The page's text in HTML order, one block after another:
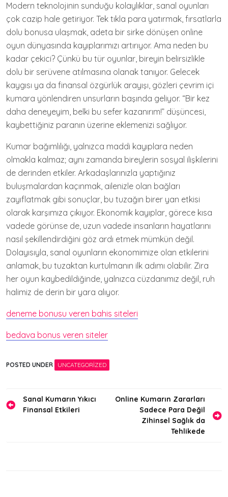
Modern teknolojinin sunduğu kolaylıklar, sanal oyunları
çok cazip hale getiriyor. Tek tıkla para yatırmak, fırsatlarla
dolu bonusa ulaşmak, adeta bir sirke dönüşen online
oyun dünyasında kayıplarımızı artırıyor. Ama neden bu
kadar çekici? Çünkü bu tür oyunlar, bireyin belirsizlikle
dolu bir serüvene atılmasına olanak tanıyor. Gelecek
kaygısı ya da finansal özgürlük arayışı, gözleri çevrim içi
kumara yönlendiren unsurların başında geliyor. “Bir kez
daha deneyeyim, belki bu sefer kazanırım!” düşüncesi,
kaybettiğiniz paranın üzerine eklemenizi sağlıyor.
Kumar bağımlılığı, yalnızca maddi kayıplara neden
olmakla kalmaz; aynı zamanda bireylerin sosyal ilişkilerini
de derinden etkiler. Arkadaşlarınızla yaptığınız
buluşmalardan kaçınmak, ailenizle olan bağları
zayıflatmak gibi sonuçlar, bu tuzağın birer yan etkisi
olarak karşımıza çıkıyor. Ekonomik kayıplar, görece kısa
vadede görünse de, uzun vadede insanların hayatlarını
nasıl şekillendirdiğini göz ardı etmek mümkün değil.
Dolayısıyla, sanal oyunların ekonomimize olan etkilerini
anlamak, bu tuzaktan kurtulmanın ilk adımı olabilir. Zira
her oyun kaybedildiğinde, yalnızca cüzdanımız değil, ruh
halimiz de derin bir yara alıyor.
deneme bonusu veren bahis siteleri
bedava bonus veren siteler
POSTED UNDER UNCATEGORIZED
Yazı
gezinmesi
Sanal Kumarın Yıkıcı
Finansal Etkileri
Online Kumarın Zararları
Sadece Para Değil
Zihinsel Sağlık da
Tehlikede